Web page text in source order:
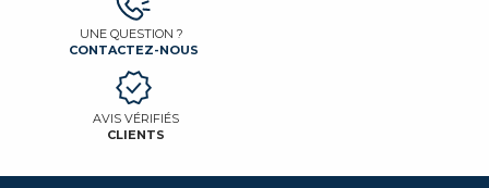
UNE QUESTION ?
CONTACTEZ-NOUS
AVIS VÉRIFIÉS
CLIENTS